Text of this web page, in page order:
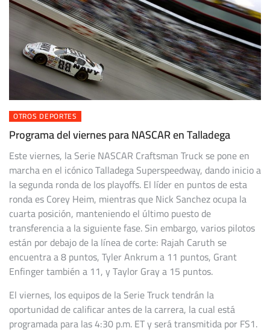
OTROS DEPORTES
Programa del viernes para NASCAR en Talladega
Este viernes, la Serie NASCAR Craftsman Truck se pone en
marcha en el icónico Talladega Superspeedway, dando inicio a
la segunda ronda de los playoffs. El líder en puntos de esta
ronda es Corey Heim, mientras que Nick Sanchez ocupa la
cuarta posición, manteniendo el último puesto de
transferencia a la siguiente fase. Sin embargo, varios pilotos
están por debajo de la línea de corte: Rajah Caruth se
encuentra a 8 puntos, Tyler Ankrum a 11 puntos, Grant
Enfinger también a 11, y Taylor Gray a 15 puntos.
El viernes, los equipos de la Serie Truck tendrán la
oportunidad de calificar antes de la carrera, la cual está
programada para las 4:30 p.m. ET y será transmitida por FS1.